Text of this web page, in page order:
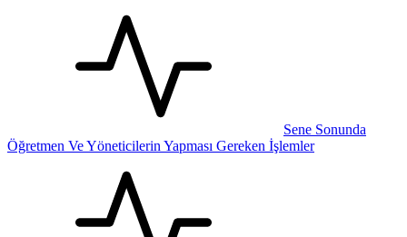
Sene Sonunda
Öğretmen Ve Yöneticilerin Yapması Gereken İşlemler